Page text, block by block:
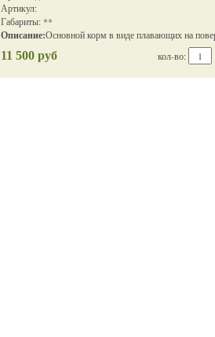
Артикул:
Габариты: **
Описание:Основной корм в виде плавающих на
11 500 руб кол-во: